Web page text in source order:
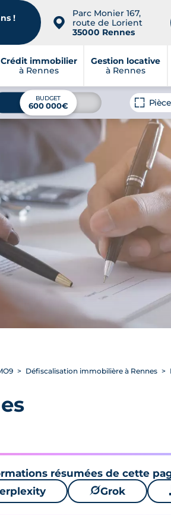
!
📍
Parc Monier 167,
route de Lorient
35000 Rennes
Crédit immobilier
à Rennes
Gestion locative
à Rennes
BUDGET
600 000€
Défiscalisation immobilière à Rennes
résumées de cette
🪐Grok